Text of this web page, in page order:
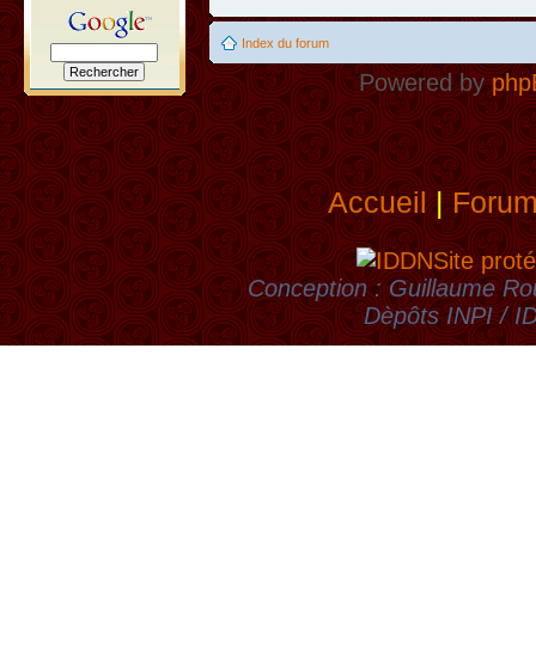
Index du forum
Powered by
Accueil|
Site
Conception : Guillaume
Dèpôts INPI /